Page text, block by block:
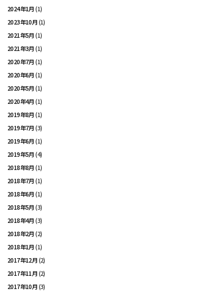
2024年1月(1)
2023年10月(1)
2021年5月(1)
2021年3月(1)
2020年7月(1)
2020年6月(1)
2020年5月(1)
2020年4月(1)
2019年8月(1)
2019年7月(3)
2019年6月(1)
2019年5月(4)
2018年8月(1)
2018年7月(1)
2018年6月(1)
2018年5月(3)
2018年4月(3)
2018年2月(2)
2018年1月(1)
2017年12月(2)
2017年11月(2)
2017年10月(3)